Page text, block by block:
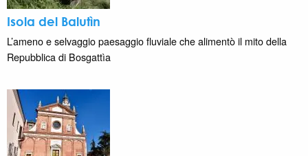
Isola del Balutìn
L’ameno e selvaggio paesaggio fluviale che alimentò il mito della
Repubblica di Bosgattìa